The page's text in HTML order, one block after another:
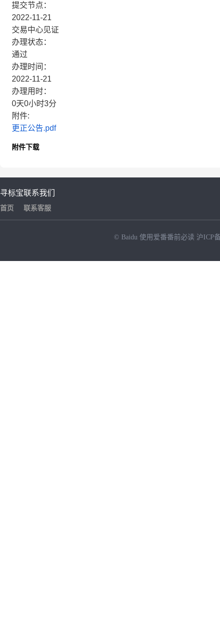
提交节点：
2022-11-21
交易中心见证
办理状态：
通过
办理时间：
2022-11-21
办理用时：
0天0小时3分
附件:
更正公告.pdf
附件下载
寻标宝
首页
联系我们
联系客服
© Baidu 使用爱番番前必读 沪ICP